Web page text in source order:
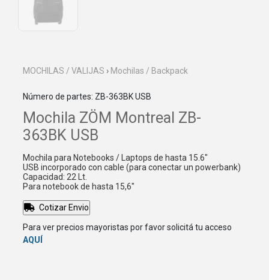
MOCHILAS / VALIJAS › Mochilas / Backpack
Número de partes: ZB-363BK USB
Mochila ZÖM Montreal ZB-
363BK USB
Mochila para Notebooks / Laptops de hasta 15.6"
USB incorporado con cable (para conectar un powerbank)
Capacidad: 22 Lt.
Para notebook de hasta 15,6"
Cotizar Envio
Para ver precios mayoristas por favor solicitá tu acceso
AQUÍ